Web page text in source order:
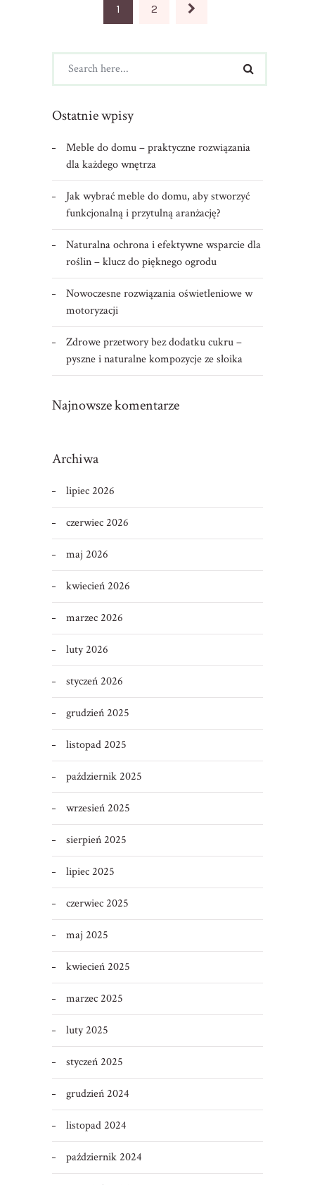
1 2
Ostatnie wpisy
Meble do domu – praktyczne rozwiązania
dla każdego wnętrza
Jak wybrać meble do domu, aby stworzyć
funkcjonalną i przytulną aranżację?
Naturalna ochrona i efektywne wsparcie dla
roślin – klucz do pięknego ogrodu
Nowoczesne rozwiązania oświetleniowe w
motoryzacji
Zdrowe przetwory bez dodatku cukru –
pyszne i naturalne kompozycje ze słoika
Najnowsze komentarze
Archiwa
lipiec 2026
czerwiec 2026
maj 2026
kwiecień 2026
marzec 2026
luty 2026
styczeń 2026
grudzień 2025
listopad 2025
październik 2025
wrzesień 2025
sierpień 2025
lipiec 2025
czerwiec 2025
maj 2025
kwiecień 2025
marzec 2025
luty 2025
styczeń 2025
grudzień 2024
listopad 2024
październik 2024